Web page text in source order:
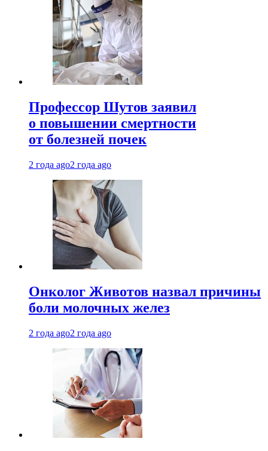
Профессор Шутов заявил
о повышении смертности
от болезней почек
2 года ago2 года ago
Онколог Животов назвал причины
боли молочных желез
2 года ago2 года ago